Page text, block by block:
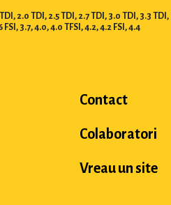
TDI, 2.5 TDI, 2.7 TDI, 3.0 TDI, 3.3 TDI,
FSI, 3.7, 4.0, 4.0 TFSI, 4.2, 4.2 FSI, 4.4
Contact
Colaboratori
Vreau un site